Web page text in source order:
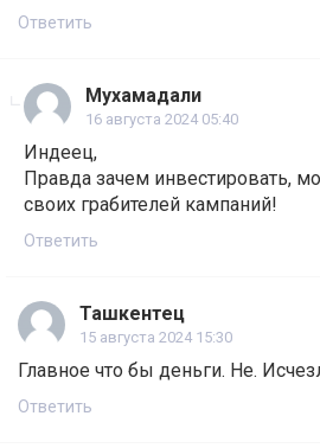
Ответить
Мухамадали
16 августа 2024 05:40
Индеец,
Правда зачем инвестировать,
своих грабителей кампаний!
Ответить
Ташкентец
15 августа 2024 15:30
Главное что бы деньги. Не.
Ответить